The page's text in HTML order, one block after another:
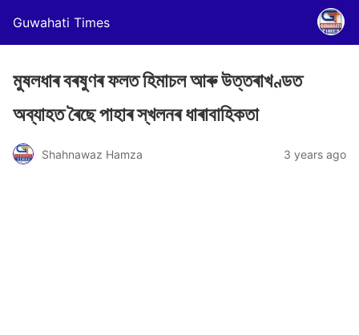
Guwahati Times
মুষলধাৰ বৰষুণৰ ফলত হিমাচল আৰু উত্তৰাখণ্ডত
অব্যাহত ৰৈছে পাহাৰ স্খলনৰ ধাৰাবাহিকতা
Shahnawaz Hamza 3 years ago